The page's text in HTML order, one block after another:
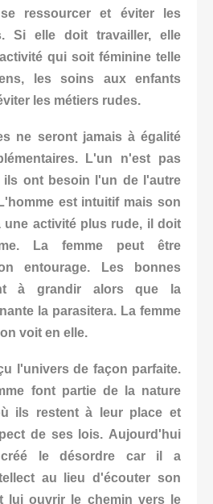
ressourcer et éviter les
Si elle doit travailler, elle
qui soit féminine telle
les soins aux enfants
les métiers rudes.
ne seront jamais à égalité
L'un n'est pas
ils ont besoin l'un de l'autre
L'homme est intuitif mais son
une activité plus rude, il doit
La femme peut être
entourage. Lesbonnes
à grandir alors que la
la parasitera. La femme
voit en elle.
l'univers de façon parfaite.
font partie de la nature
ils restent à leur place et
de ses lois. Aujourd'hui
le désordre car il a
au lieu d'écouter son
lui ouvrir le chemin vers le